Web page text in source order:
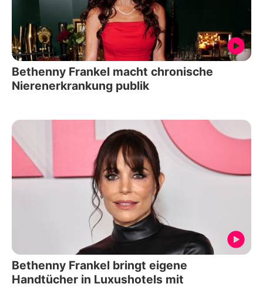
Bethenny Frankel macht chronische
Nierenerkrankung publik
Bethenny Frankel bringt eigene
Handtücher in Luxushotels mit